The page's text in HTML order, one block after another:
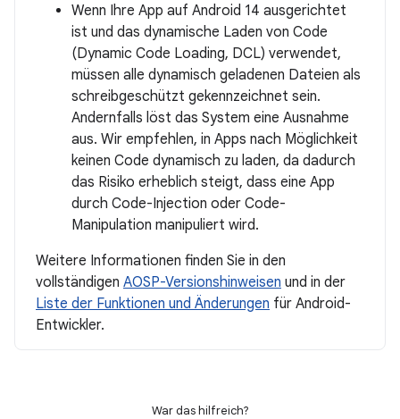
Wenn Ihre App auf Android 14 ausgerichtet
ist und das dynamische Laden von Code
(Dynamic Code Loading, DCL) verwendet,
müssen alle dynamisch geladenen Dateien als
schreibgeschützt gekennzeichnet sein.
Andernfalls löst das System eine Ausnahme
aus. Wir empfehlen, in Apps nach Möglichkeit
keinen Code dynamisch zu laden, da dadurch
das Risiko erheblich steigt, dass eine App
durch Code-Injection oder Code-
Manipulation manipuliert wird.
Weitere Informationen finden Sie in den
vollständigen AOSP-Versionshinweisen und in der
Liste der Funktionen und Änderungen für Android-
Entwickler.
War das hilfreich?